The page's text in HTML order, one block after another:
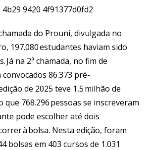
do Prouni, divulgada no
197.080 estudantes haviam sido
Já na 2ª chamada, no fim de
86.373 pré-
de 2025 teve 1,5 milhão de
que 768.296 pessoas se inscreveram
pode escolher até dois
à bolsa. Nesta edição, foram
bolsas em 403 cursos de 1.031